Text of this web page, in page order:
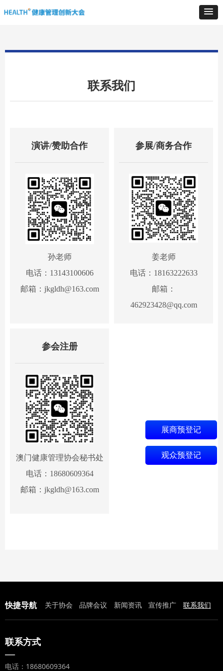
联系我们
演讲/赞助合作
孙老师
电话：13143100606
邮箱：jkgldh@163.com
参展/商务合作
姜老师
电话：18163222633
邮箱：
462923428@qq.com
参会注册
澳门健康管理协会秘书处
电话：18680609364
邮箱：jkgldh@163.com
快捷导航 关于协会 品牌会议 新闻资讯 宣传推广 联系我们
联系方式
—
电话：18680609364
展商预登记
观众预登记